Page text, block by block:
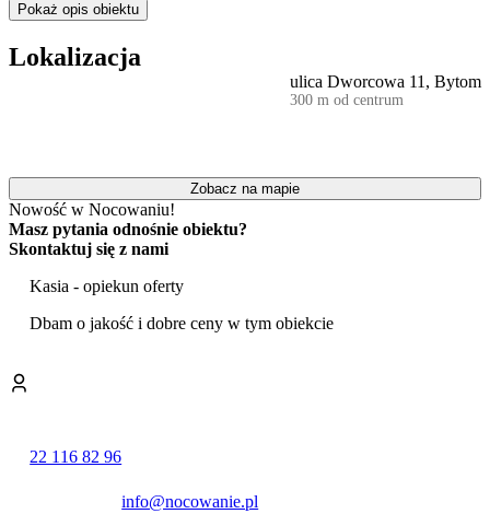
Wnętrza sypialni zostały funkcjonalnie zaaranżowane z myślą o
komforcie gości. Pierwsza z nich oferuje duże łóżko dwuosobowe
oraz rozkładaną sofę dla dwóch osób, druga również wyposażona
jest w łóżko dwuosobowe, a trzecia dysponuje łóżkiem
pojedynczym. W jednej z sypialni przygotowano biurko z
Uzupełnieniem części mieszkalnej jest oddzielna, w pełni
wyposażona kuchnia. Goście mogą w niej korzystać z lodówki,
kuchenki gazowej, kuchenki mikrofalowej oraz czajnika
elektrycznego. Dodatkowym udogodnieniem jest
wyposażeniu znajduje się również żelazko i deska do prasowania.
Obiekt zapewnia stały dostęp do bezprzewodowego internetu.
Apartament charakteryzuje się doskonałą lokalizacją w sercu miasta.
Zaledwie kilkuminutowy spacer dzieli go od bytomskiego Rynku z
sąsiedztwie, w odległości około 3 minut pieszo, znajduje się główny
dworzec kolejowy, co ułatwia podróżowanie po regionie. W pobliżu
rekreacyjnych. W niewielkiej odległości od obiektu mieści się
Pokaż opis obiektu
Lokalizacja
ulica Dworcowa 11, Bytom
300 m od centrum
Zobacz na mapie
Nowość w Nocowaniu!
Masz pytania odnośnie obiektu?
Skontaktuj się z nami
Kasia - opiekun oferty
Dbam o jakość i dobre ceny w tym obiekcie
22 116 82 96
info@nocowanie.pl